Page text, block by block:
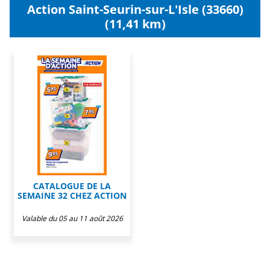
Action Saint-Seurin-sur-L'Isle (33660)
(11,41 km)
CATALOGUE DE LA
SEMAINE 32 CHEZ ACTION
Valable du 05 au 11 août 2026